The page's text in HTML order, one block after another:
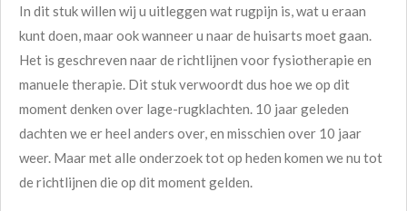
In dit stuk willen wij u uitleggen wat rugpijn is, wat u eraan
kunt doen, maar ook wanneer u naar de huisarts moet gaan.
Het is geschreven naar de richtlijnen voor fysiotherapie en
manuele therapie. Dit stuk verwoordt dus hoe we op dit
moment denken over lage-rugklachten. 10 jaar geleden
dachten we er heel anders over, en misschien over 10 jaar
weer. Maar met alle onderzoek tot op heden komen we nu tot
de richtlijnen die op dit moment gelden.